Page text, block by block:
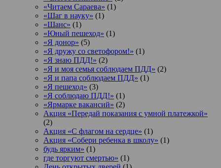
«Читаем Сараева» (1)
«Шаг в науку» (1)
«Шанс» (1)
«Юный пешеход» (1)
«Я донор» (5)
«Я дружу со светофором!» (1)
«Я знаю ПДД!» (2)
«Я и моя семья соблюдаем ПДД» (2)
«Я и папа соблюдаем ПДД» (1)
«Я пешеход» (3)
«Я соблюдаю ПДД!» (1)
«Ярмарке вакансий» (2)
Акция «Передай показания с умной платежкой»
(2)
Акция «С флагом на сердце» (1)
Акция «Собери ребенка в школу» (1)
будь ярким» (1)
где торгуют смертью» (1)